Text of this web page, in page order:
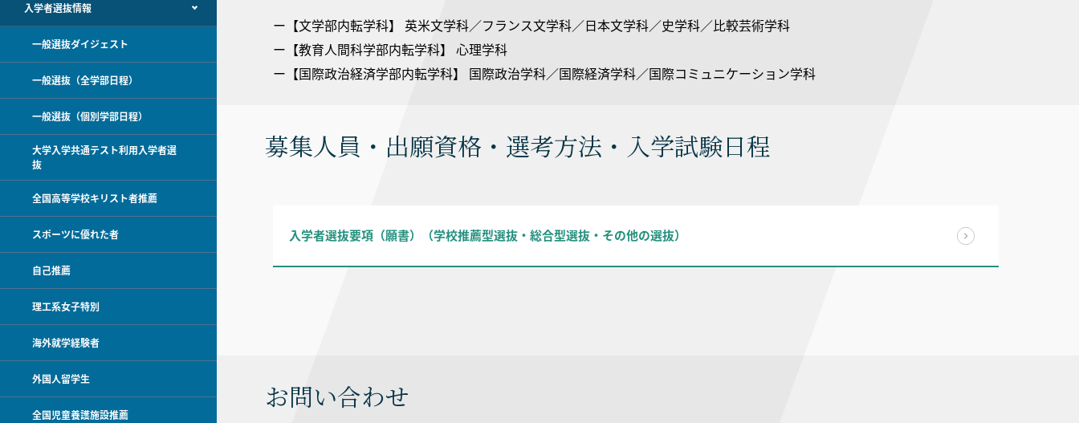
入学者選抜情報
一般選抜ダイジェスト
一般選抜（全学部日程）
一般選抜（個別学部日程）
大学入学共通テスト利用入学者選
抜
全国高等学校キリスト者推薦
スポーツに優れた者
自己推薦
理工系女子特別
海外就学経験者
外国人留学生
全国児童養護施設推薦
ー【文学部内転学科】 英米文学科／フランス文学科／日本文学科／史学科／比較芸術学科
ー【教育人間科学部内転学科】 心理学科
ー【国際政治経済学部内転学科】 国際政治学科／国際経済学科／国際コミュニケーション学科
募集人員・出願資格・選考方法・入学試験日程
入学者選抜要項（願書）（学校推薦型選抜・総合型選抜・その他の選抜）
お問い合わせ